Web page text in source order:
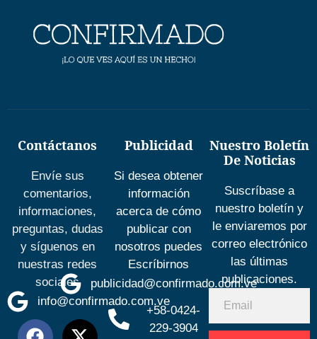
Contáctanos
Envíe sus
comentarios,
informaciones,
preguntas, dudas
y síguenos en
nuestras redes
sociales
info@confirmado.com.ve
Publicidad
Si desea obtener
información
acerca de cómo
publicar con
nosotros puedes
Escríbirnos
publicidad@confirmado.com.ve
+58-0424-
229-3904
Nuestro Boletín
De Noticias
Suscríbase a
nuestro boletín y
le enviaremos por
correo electrónico
las últimas
publicaciones.